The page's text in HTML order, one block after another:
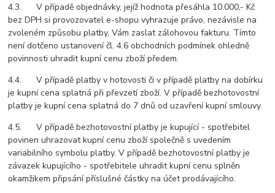
4.3. V případě objednávky, jejíž hodnota přesáhla 10.000,- Kč
bez DPH si provozovatel e-shopu vyhrazuje právo, nezávisle na
zvoleném způsobu platby, Vám zaslat zálohovou fakturu. Tímto
není dotčeno ustanovení čl. 4.6 obchodních podmínek ohledně
povinnosti uhradit kupní cenu zboží předem.
4.4. V případě platby v hotovosti či v případě platby na dobírku
je kupní cena splatná při převzetí zboží. V případě bezhotovostní
platby je kupní cena splatná do 7 dnů od uzavření kupní smlouvy.
4.5. V případě bezhotovostní platby je kupující - spotřebitel
povinen uhrazovat kupní cenu zboží společně s uvedením
variabilního symbolu platby. V případě bezhotovostní platby je
závazek kupujícího - spotřebitele uhradit kupní cenu splněn
okamžikem připsání příslušné částky na účet prodávajícího.